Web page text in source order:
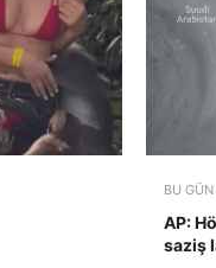
BU
AP:
saziş